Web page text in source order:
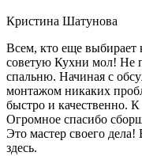
Кристина Шатунова
Всем, кто еще выбирает
советую Кухни мол! Не
спальню. Начиная с
монтажом никаких
быстро и качественно.
Огромное спасибо
Это мастер своего дела!
здесь.